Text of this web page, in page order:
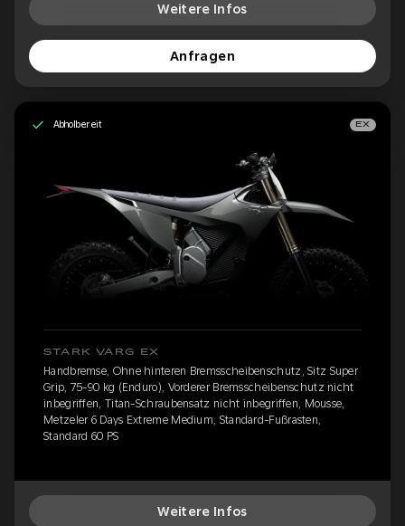
Weitere Infos
Anfragen
Abholbereit EX
STARK VARG EX
Handbremse, Ohne hinteren Bremsscheibenschutz, Sitz Super
Grip, 75-90 kg (Enduro), Vorderer Bremsscheibenschutz nicht
inbegriffen, Titan-Schraubensatz nicht inbegriffen, Mousse,
Metzeler 6 Days Extreme Medium, Standard-Fußrasten,
Standard 60 PS
Weitere Infos